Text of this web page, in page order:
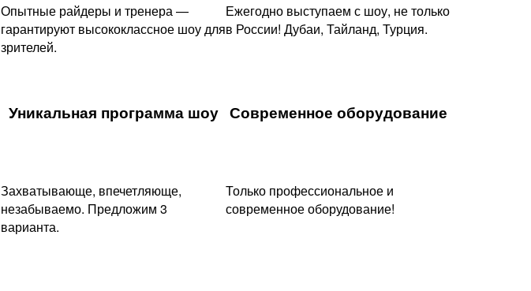
Опытные райдеры и тренера —
гарантируют высококлассное шоу для
зрителей.
Ежегодно выступаем с шоу, не только
в России! Дубаи, Тайланд, Турция.
Уникальная программа шоу​
Захватывающе, впечетляюще,
незабываемо. Предложим 3
варианта.
Современное оборудование
Только профессиональное и
современное оборудование!